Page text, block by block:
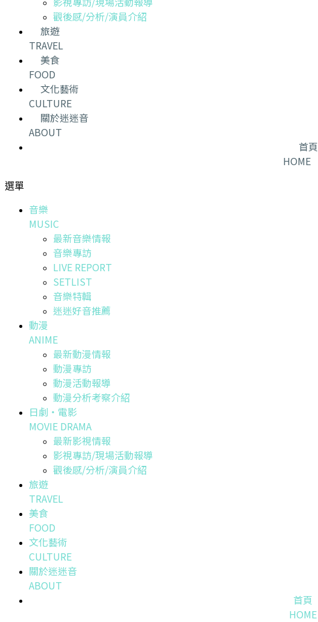
觀後感/分析/演員介紹
旅遊
TRAVEL
美食
FOOD
文化藝術
CULTURE
關於迷迷音
ABOUT
首頁
HOME
選單
音樂
MUSIC
最新音樂情報
音樂專訪
LIVE REPORT
SETLIST
音樂特輯
迷迷好音推薦
動漫
ANIME
最新動漫情報
動漫專訪
動漫活動報導
動漫分析考察介紹
日劇・電影
MOVIE DRAMA
最新影視情報
影視專訪/現場活動報導
觀後感/分析/演員介紹
旅遊
TRAVEL
美食
FOOD
文化藝術
CULTURE
關於迷迷音
ABOUT
首頁
HOME